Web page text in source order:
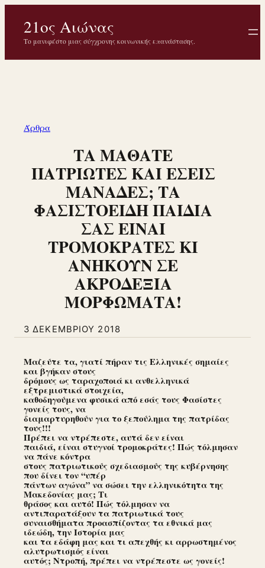
περιεχόμενο
21ος Αιώνας
Το μανιφέστο μιας σύγχρονης κοινωνικής επανάστασης.
Άρθρα
ΤΑ ΜΑΘΑΤΕ
ΠΑΤΡΙΩΤΕΣ ΚΑΙ ΕΣΕΙΣ
ΜΑΝΑΔΕΣ; ΤΑ
ΦΑΣΙΣΤΟΕΙΔΗ ΠΑΙΔΙΑ
ΣΑΣ ΕΙΝΑΙ
ΤΡΟΜΟΚΡΑΤΕΣ ΚΙ
ΑΝΗΚΟΥΝ ΣΕ
ΑΚΡΟΔΕΞΙΑ
ΜΟΡΦΩΜΑΤΑ!
3 ΔΕΚΕΜΒΡΊΟΥ 2018
Μαζεύτε τα, γιατί πήραν τις Ελληνικές σημαίες
και βγήκαν στους
δρόμους ως ταραχοποιά κι ανθελληνικά
εξτρεμιστικά στοιχεία,
καθοδηγούμενα φυσικά από εσάς τους Φασίστες
γονείς τους, να
διαμαρτυρηθούν για το ξεπούλημα της πατρίδας
τους!!!
Πρέπει να ντρέπεστε, αυτά δεν είναι
παιδιά, είναι στυγνοί τρομοκράτες! Πώς τόλμησαν
να πάνε κόντρα
στους πατριωτικούς σχεδιασμούς της κυβέρνησης
που δίνει τον “υπέρ
πάντων αγώνα” να σώσει την ελληνικότητα της
Μακεδονίας μας; Τι
θράσος και αυτό! Πώς τόλμησαν να
αντιπαρατάξουν τα πατριωτικά τους
συναισθήματα προασπίζοντας τα εθνικά μας
ιδεώδη, την Ιστορία μας
και τα εδάφη μας και τι απεχθής κι αρρωστημένος
αλυτρωτισμός είναι
αυτός; Ντροπή, πρέπει να ντρέπεστε ως γονείς!